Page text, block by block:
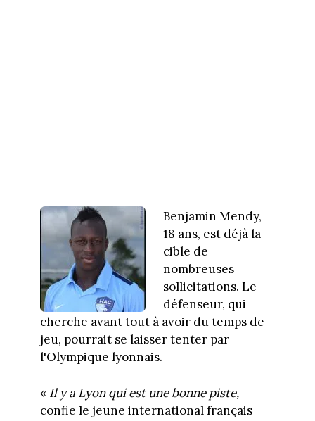
Benjamin Mendy,
18 ans, est déjà la
cible de
nombreuses
sollicitations. Le
défenseur, qui
cherche avant tout à avoir du temps de
jeu, pourrait se laisser tenter par
l'Olympique lyonnais.
« Il y a Lyon qui est une bonne piste,
confie le jeune international français